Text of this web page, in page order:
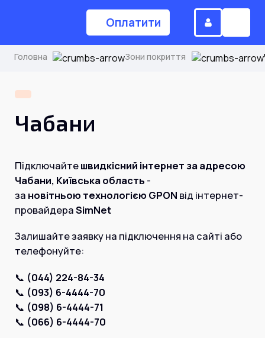
Оплатити
Для дому
Головна
Акції
Інтернет
Інтернет+ТБ
Телебачення
Домофонія
Відеонагляд
Про нас
Допомога
Контакти
Замовити дзвінок
Головна Зони покриття
Чабани
Підключайтешвидкісний інтернет за адресою
Чабани, Київська область -
за новітньою технологією GPON від інтернет-
провайдераSimNet
Залишайте заявку на підключення на сайті або
телефонуйте:
📞 (044) 224-84-34
📞 (093) 6-4444-70
📞 (098) 6-4444-71
📞 (066) 6-4444-70